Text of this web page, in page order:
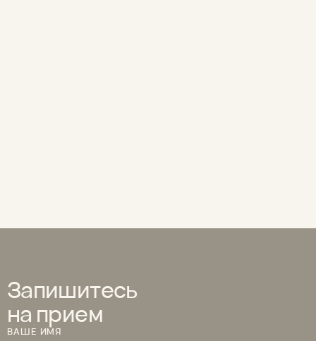
Запишитесь
на прием
ВАШЕ ИМЯ